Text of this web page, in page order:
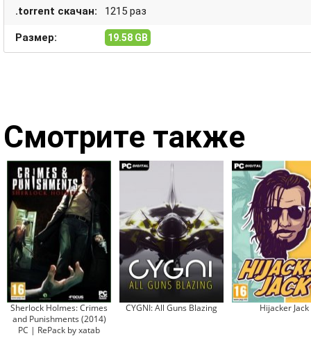
.torrent скачан: 1215 раз
Размер: 19.58 GB
Смотрите также
Sherlock Holmes: Crimes
and Punishments (2014)
PC | RePack by xatab
CYGNI: All Guns Blazing Hijacker Jack